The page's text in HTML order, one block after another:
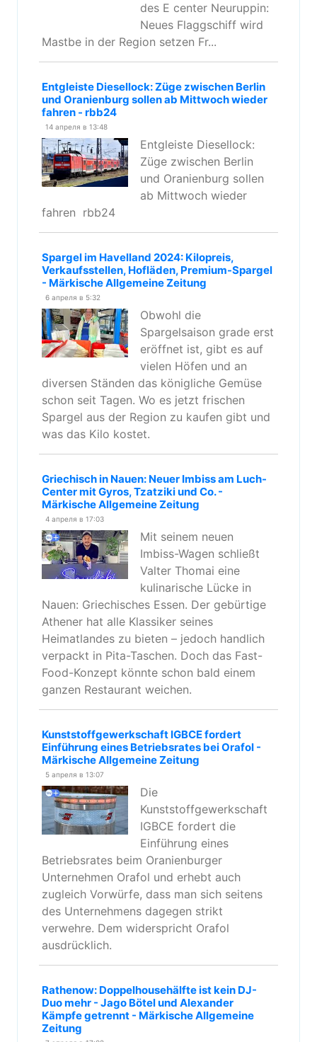
des E center Neuruppin:
Neues Flaggschiff wird
Mastbe in der Region setzen Fr...
Entgleiste Diesellock: Züge zwischen Berlin
und Oranienburg sollen ab Mittwoch wieder
fahren - rbb24
14 апреля в 13:48
Entgleiste Diesellock:
Züge zwischen Berlin
und Oranienburg sollen
ab Mittwoch wieder
fahren rbb24
Spargel im Havelland 2024: Kilopreis,
Verkaufsstellen, Hofläden, Premium-Spargel
- Märkische Allgemeine Zeitung
6 апреля в 5:32
Obwohl die
Spargelsaison grade erst
eröffnet ist, gibt es auf
vielen Höfen und an
diversen Ständen das königliche Gemüse
schon seit Tagen. Wo es jetzt frischen
Spargel aus der Region zu kaufen gibt und
was das Kilo kostet.
Griechisch in Nauen: Neuer Imbiss am Luch-
Center mit Gyros, Tzatziki und Co. -
Märkische Allgemeine Zeitung
4 апреля в 17:03
Mit seinem neuen
Imbiss-Wagen schließt
Valter Thomai eine
kulinarische Lücke in
Nauen: Griechisches Essen. Der gebürtige
Athener hat alle Klassiker seines
Heimatlandes zu bieten – jedoch handlich
verpackt in Pita-Taschen. Doch das Fast-
Food-Konzept könnte schon bald einem
ganzen Restaurant weichen.
Kunststoffgewerkschaft IGBCE fordert
Einführung eines Betriebsrates bei Orafol -
Märkische Allgemeine Zeitung
5 апреля в 13:07
Die
Kunststoffgewerkschaft
IGBCE fordert die
Einführung eines
Betriebsrates beim Oranienburger
Unternehmen Orafol und erhebt auch
zugleich Vorwürfe, dass man sich seitens
des Unternehmens dagegen strikt
verwehre. Dem widerspricht Orafol
ausdrücklich.
Rathenow: Doppelhousehälfte ist kein DJ-
Duo mehr - Jago Bötel und Alexander
Kämpfe getrennt - Märkische Allgemeine
Zeitung